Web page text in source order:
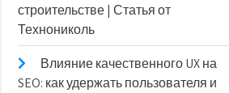
строительстве | Статья от
Технониколь
Влияние качественного UX на
SEO: как удержать пользователя и